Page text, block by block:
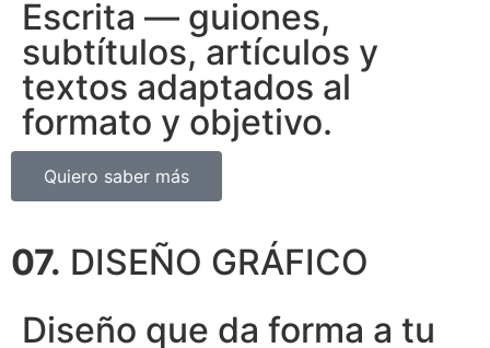
Escrita — guiones,
subtítulos, artículos y
textos adaptados al
formato y objetivo.
Quiero saber más
07. DISEÑO GRÁFICO
Diseño que da forma a tu